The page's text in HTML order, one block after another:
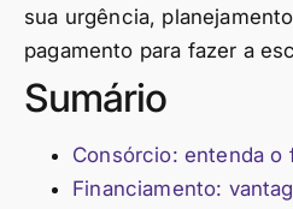
sua urgência,
pagamento para fazer a
Sumário
Consórcio: entenda o
Financiamento: